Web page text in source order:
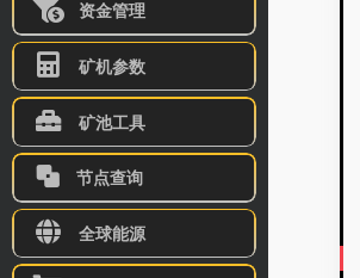
资金管理
矿机参数
矿池工具
节点查询
全球能源